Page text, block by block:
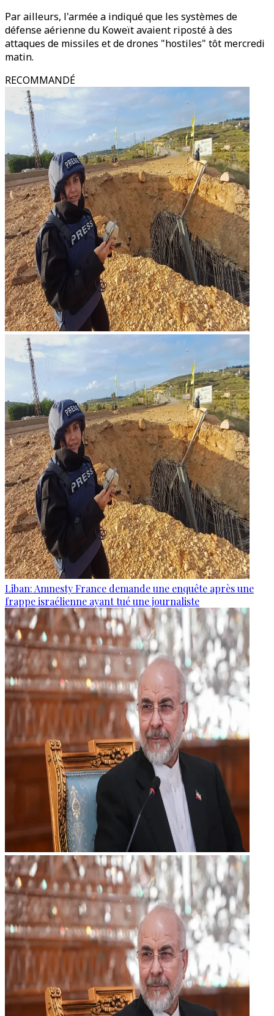
Par ailleurs, l'armée a indiqué que les systèmes de
défense aérienne du Koweït avaient riposté à des
attaques de missiles et de drones "hostiles" tôt mercredi
matin.
RECOMMANDÉ
Liban: Amnesty France demande une enquête après une
frappe israélienne ayant tué une journaliste